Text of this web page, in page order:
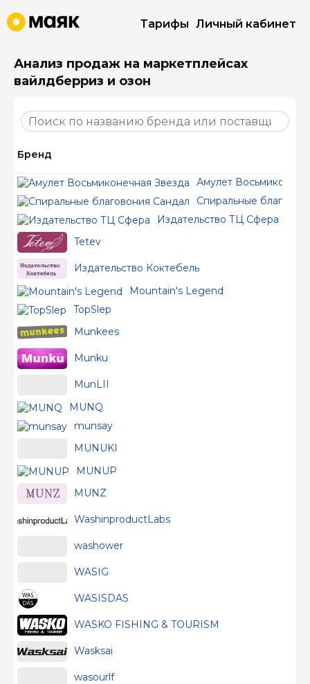
Тарифы Личный кабинет
Анализ продаж на маркетплейсах
вайлдберриз и озон
Бренд
Амулет
Спиральные
Издательство ТЦ Сфера
Tetev
Издательство Коктебель
Mountain's Legend
TopSlep
Munkees
Munku
MunLII
MUNQ
munsay
MUNUKI
MUNUP
MUNZ
WashinproductLabs
washower
WASIG
WASISDAS
WASKO FISHING & TOURISM
Wasksai
wasourlf